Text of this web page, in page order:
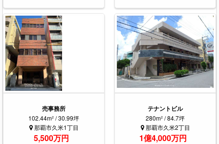
売事務所
102.44m² / 30.99坪
那覇市久米1丁目
5,500万円
テナントビル
280m² / 84.7坪
那覇市久米2丁目
1億4,000万円